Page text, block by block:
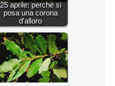
25 aprile: perché si
posa una corona
d'alloro